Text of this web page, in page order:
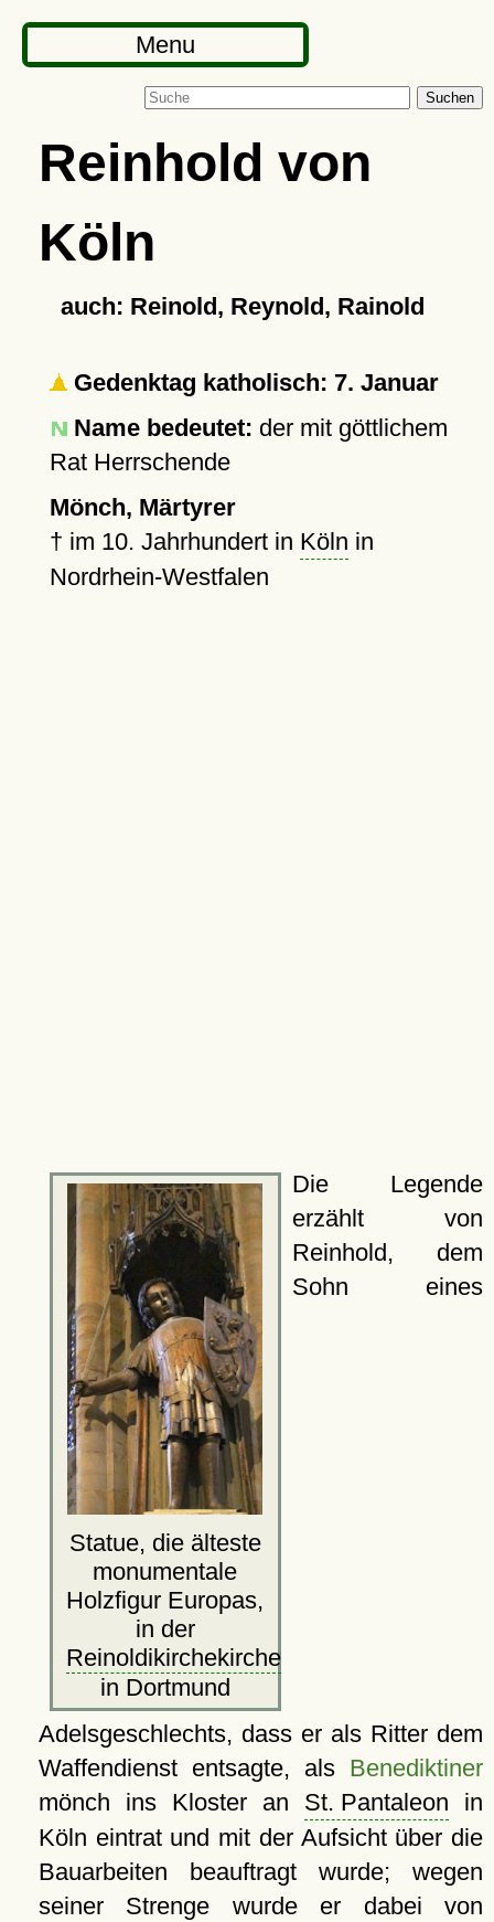
Menu
Suchen
Reinhold von
Köln
auch: Reinold, Reynold, Rainold
Gedenktag katholisch: 7. Januar
Name bedeutet: der mit göttlichem
Rat Herrschende
Mönch, Märtyrer
† im 10. Jahrhundert in Köln in
Nordrhein-Westfalen
Statue, die älteste
monumentale
Holzfigur Europas,
in der
Reinoldikirchekirche
in Dortmund
Die Legende
erzählt von
Reinhold, dem
Sohn eines
Adelsgeschlechts, dass er als Ritter dem
Waffendienst entsagte, als Benediktiner
mönch ins Kloster an St. Pantaleon in
Köln eintrat und mit der Aufsicht über die
Bauarbeiten beauftragt wurde; wegen
seiner Strenge wurde er dabei von